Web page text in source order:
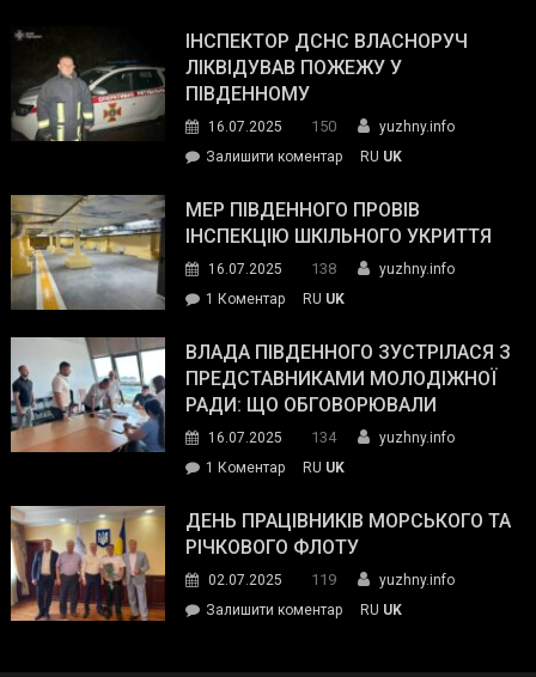
провів
нараду
силових
та
органів:
«Наш
спільний
окупанти.
Маємо
діяти
команда
ІНСПЕКТОР ДСНС ВЛАСНОРУЧ
ЛІКВІДУВАВ ПОЖЕЖУ У
ПІВДЕННОМУ
16.07.2025 150
yuzhny.info
Залишити коментарon
ДСНС
власноруч
пожежу
у
RU UK
МЕР ПІВДЕННОГО ПРОВІВ
ІНСПЕКЦІЮ ШКІЛЬНОГО УКРИТТЯ
16.07.2025 138
yuzhny.info
1 Коментардо
Південного
провів
інспекцію
укриття
RU UK
ВЛАДА ПІВДЕННОГО ЗУСТРІЛАСЯ З
ПРЕДСТАВНИКАМИ МОЛОДІЖНОЇ
РАДИ: ЩО ОБГОВОРЮВАЛИ
16.07.2025 134
yuzhny.info
1 Коментардо
Південного
зустрілася
представниками
молодіжної
RU UK
ДЕНЬ ПРАЦІВНИКІВ МОРСЬКОГО ТА
РІЧКОВОГО ФЛОТУ
02.07.2025 119
yuzhny.info
Залишити коментарon
RU UK